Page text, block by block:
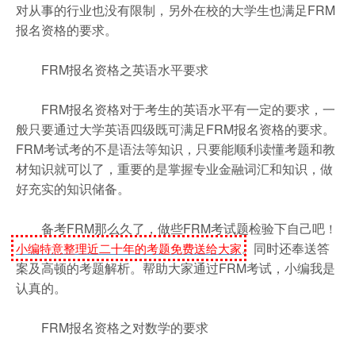
对从事的行业也没有限制，另外在校的大学生也满足FRM
报名资格的要求。
FRM报名资格之英语水平要求
FRM报名资格对于考生的英语水平有一定的要求，一
般只要通过大学英语四级既可满足FRM报名资格的要求。
FRM考试考的不是语法等知识，只要能顺利读懂考题和教
材知识就可以了，重要的是掌握专业金融词汇和知识，做
好充实的知识储备。
备考FRM那么久了，做些FRM考试题检验下自己吧 ！
小编特意整理近二十年的考题免费送给大家。 同时还奉送答
案及高顿的考题解析。帮助大家通过FRM考试，小编我是
认真的。
FRM报名资格之对数学的要求